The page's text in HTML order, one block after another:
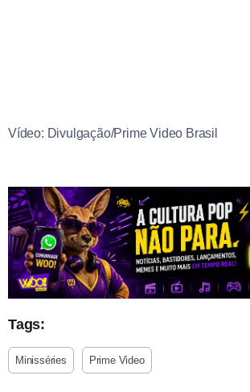
Vídeo: Divulgação/Prime Video Brasil
Tags:
Minisséries Prime Video